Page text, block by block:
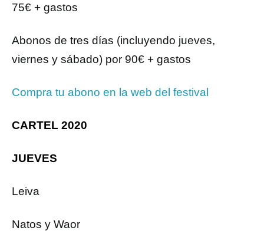
75€ + gastos
Abonos de tres días (incluyendo jueves,
viernes y sábado) por 90€ + gastos
Compra tu abono en la web del festival
CARTEL 2020
JUEVES
Leiva
Natos y Waor